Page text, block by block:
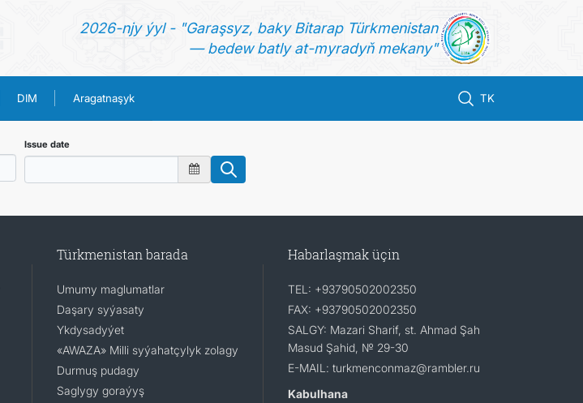
2026-njy ýyl - "Garaşsyz, baky Bitarap Türkmenistan
— bedew batly at-myradyň mekany"
DIM Aragatnaşyk TK
BAŞ SAHYPA
HABARLAR
Issue date
Türkmenistan barada
Umumy maglumatlar
Daşary syýasaty
Ykdysadyýet
«AWAZA» Milli syýahatçylyk zolagy
Durmuş pudagy
Saglygy goraýyş
Habarlaşmak üçin
TEL: +93790502002350
FAX: +93790502002350
SALGY: Mazari Sharif, st. Ahmad Şah
Masud Şahid, № 29-30
E-MAIL: turkmenconmaz@rambler.ru
Kabulhana